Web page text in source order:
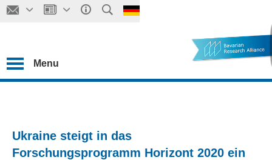
Menu
Ukraine steigt in das
Forschungsprogramm Horizont 2020 ein